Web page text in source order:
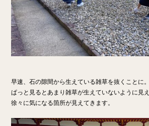
早速、石の隙間から生えている雑草を抜くことに。
ぱっと見るとあまり雑草が生えていないように見
徐々に気になる箇所が見えてきます。